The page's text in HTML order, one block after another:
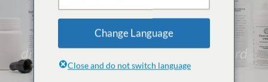
CBD olie wordt gemaakt door een
hennep extract te mengen met een
drager olie. Ons team is gespecialiseerd
in groothandel in witte en huismerk
Change Language
Close and do not switch language